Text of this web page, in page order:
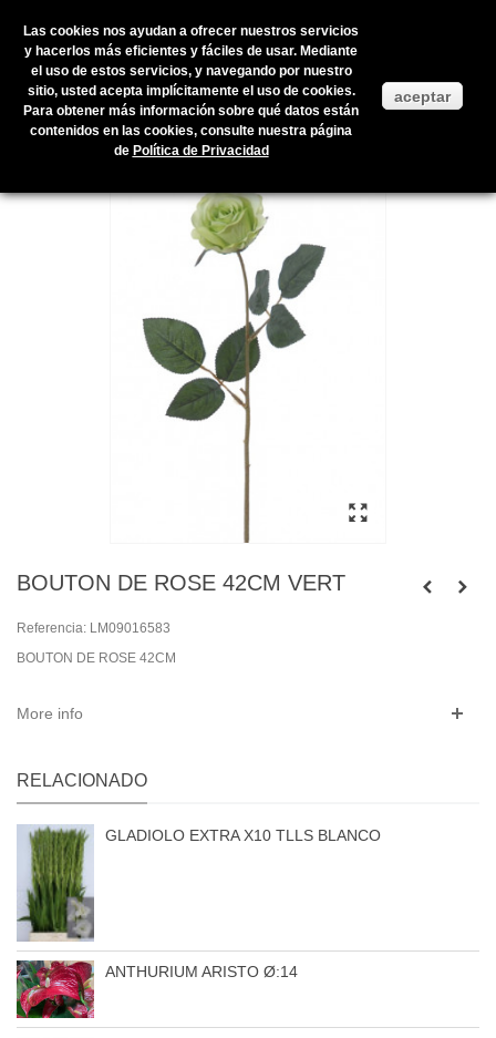
Inicio > Productos en stock > FLOR ARTIFICIAL > FLOR ARTIFICIAL
BOUTON DE ROSE 42CM VERT
BOUTON DE ROSE 42CM VERT
Referencia: LM09016583
BOUTON DE ROSE 42CM
More info
RELACIONADO
GLADIOLO EXTRA X10 TLLS BLANCO
ANTHURIUM ARISTO Ø:14
Las cookies nos ayudan a ofrecer nuestros servicios
y hacerlos más eficientes y fáciles de usar. Mediante
el uso de estos servicios, y navegando por nuestro
sitio, usted acepta implícitamente el uso de cookies.
Para obtener más información sobre qué datos están
contenidos en las cookies, consulte nuestra página
de Política de Privacidad
aceptar